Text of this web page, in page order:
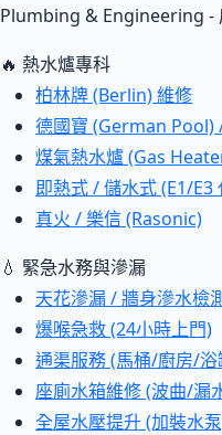
Plumbing & Engineering -
🔥 熱水爐專科
柏林牌 (Berlin) 維修
德國寶 (German Pool)
煤氣熱水爐 (Gas
即熱式 / 儲水式 (E1/E3
真火 / 樂信 (Rasonic)
💧 緊急水務與滲漏
天花滲漏 / 牆身滲水檢
爆喉急救 (24小時上門)
通渠服務 (馬桶/廚房/浴
座廁水箱維修 (波曲/漏
全屋水壓提升 (加裝水